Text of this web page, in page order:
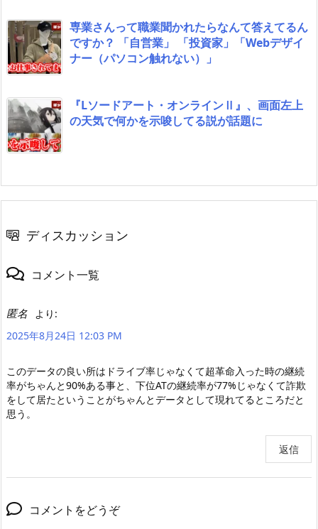
専業さんって職業聞かれたらなんて答えてるん
ですか？ 「自営業」 「投資家」「Webデザイ
ナー（パソコン触れない）」
『Lソードアート・オンラインⅡ』、画面左上
の天気で何かを示唆してる説が話題に
ディスカッション
コメント一覧
匿名 より:
2025年8月24日 12:03 PM
このデータの良い所はドライブ率じゃなくて超革命入った時の継続
率がちゃんと90%ある事と、下位ATの継続率が77%じゃなくて詐欺
をして居たということがちゃんとデータとして現れてるところだと
思う。
返信
コメントをどうぞ